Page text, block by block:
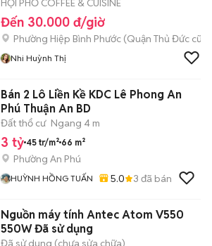
HỘI PHỐ COFFEE & CUISINE
Đến 30.000 đ/giờ
Phường Hiệp Bình Phước (Quận Thủ Đức cũ)
Nhi Huỳnh Thị
Bán 2 Lô Liền Kề KDC Lê Phong An
Phú Thuận An BD
Đất thổ cư Ngang 4 m
3 tỷ 45 tr/m² 66 m²
Phường An Phú
HUỲNH HỒNG TUẤN 5.0 3 đã bán
Nguồn máy tính Antec Atom V550
550W Đã sử dụng
Đã sử dụng (chưa sửa chữa)